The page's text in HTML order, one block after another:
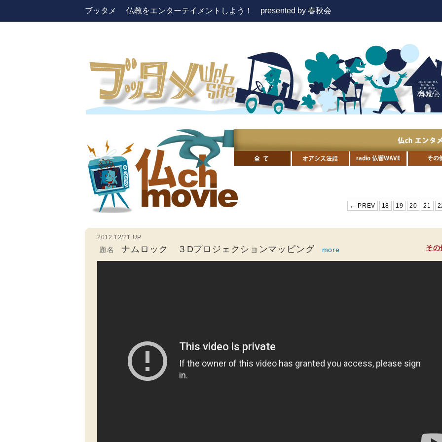
ブッタメ 仏教をエンターテイメントしよう！ presented by 春秋会
← PREV 18 19 20 21
2012 12/21 UP
題名 ナムロック ３Dプロジェクションマッピング more その